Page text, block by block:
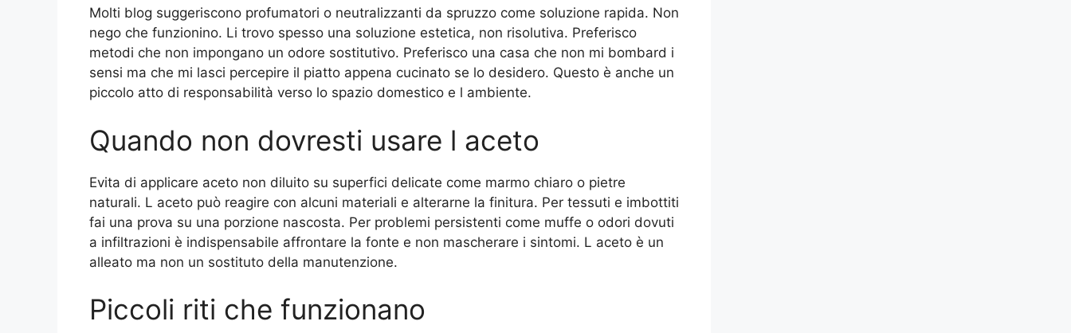
Molti blog suggeriscono profumatori o neutralizzanti da spruzzo come soluzione rapida. Non
nego che funzionino. Li trovo spesso una soluzione estetica, non risolutiva. Preferisco
metodi che non impongano un odore sostitutivo. Preferisco una casa che non mi bombard i
sensi ma che mi lasci percepire il piatto appena cucinato se lo desidero. Questo è anche un
piccolo atto di responsabilità verso lo spazio domestico e l ambiente.
Quando non dovresti usare l aceto
Evita di applicare aceto non diluito su superfici delicate come marmo chiaro o pietre
naturali. L aceto può reagire con alcuni materiali e alterarne la finitura. Per tessuti e imbottiti
fai una prova su una porzione nascosta. Per problemi persistenti come muffe o odori dovuti
a infiltrazioni è indispensabile affrontare la fonte e non mascherare i sintomi. L aceto è un
alleato ma non un sostituto della manutenzione.
Piccoli riti che funzionano